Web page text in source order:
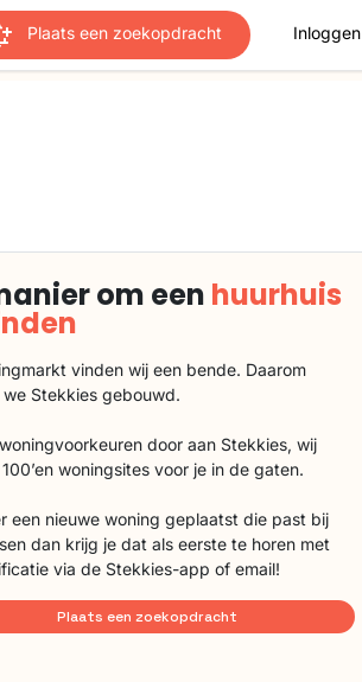
Plaats een zoekopdracht Inloggen
om een huurhuis
vinden wij een bende. Daarom
Stekkies gebouwd.
door aan Stekkies, wij
woningsites voor je in de gaten.
een nieuwe woning geplaatst die past bij
dan krijg je dat als eerste te horen met
via de Stekkies-app of email!
Plaats een zoekopdracht